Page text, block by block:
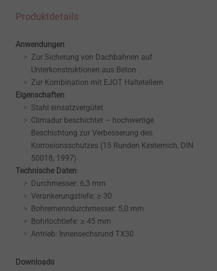
Produktdetails
Anwendungen
Zur Sicherung von Dachbahnen auf
Unterkonstruktionen aus Beton
Zur Kombination mit EJOT Haltetellern
Eigenschaften
Stahl einsatzvergütet
Climadur beschichtet – hochwertige
Beschichtung zur Verbesserung des
Korrosionsschutzes (15 Runden Kesternich, DIN
50018, 1997)
Technische Daten
Durchmesser: 6,3 mm
Verankerungstiefe: ≥ 30
Bohrernenndurchmesser: 5,0 mm
Bohrlochtiefe: ≥ 45 mm
Antrieb: Innensechsrund TX30
Downloads